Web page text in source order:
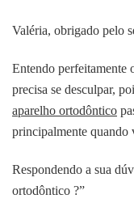
Valéria, obrigado pelo
Entendo perfeitamente
precisa se desculpar,
aparelho ortodôntico
principalmente quando
Respondendo a sua
ortodôntico ?”